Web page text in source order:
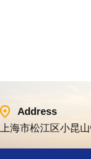
Address
上海市松江区小昆